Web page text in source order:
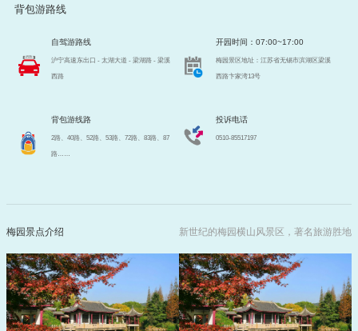
背包游路线
自驾游路线
沪宁高速东出口 - 太湖大道 - 梁湖路 - 梁溪
西路
开园时间：07:00~17:00
梅园景区地址：江苏省无锡市滨湖区梁溪
西路卞家湾13号
背包游线路
2路、40路、52路、53路、72路、83路、87
路……
投诉电话
0510-85517197
梅园景点介绍 新世纪的梅园横山风景区，著名旅游胜地